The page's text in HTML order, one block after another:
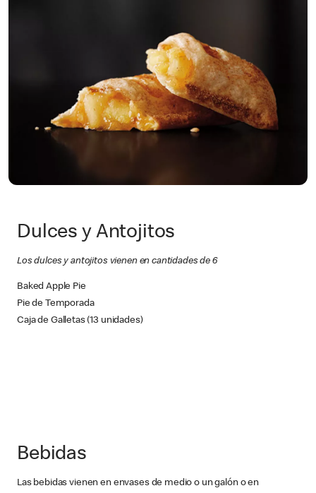
Dulces y Antojitos
Los dulces y antojitos vienen en cantidades de 6
Baked Apple Pie
Pie de Temporada
Caja de Galletas (13 unidades)
Bebidas
Las bebidas vienen en envases de medio o un galón o en